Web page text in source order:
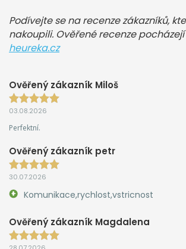
Podívejte se na recenze zákazníků,
nakoupili. Ověřené recenze
heureka.cz
Ověřený zákazník Miloš
03.08.2026
Perfektní.
Ověřený zákazník petr
30.07.2026
Komunikace,rychlost,vstricnost
Ověřený zákazník Magdalena